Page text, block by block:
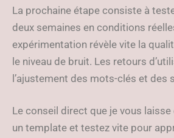
La prochaine étape consiste à
deux semaines en conditions
expérimentation révèle vite la
le niveau de bruit. Les retours
l’ajustement des mots-clés et des
Le conseil direct que je vous
un template et testez vite pour